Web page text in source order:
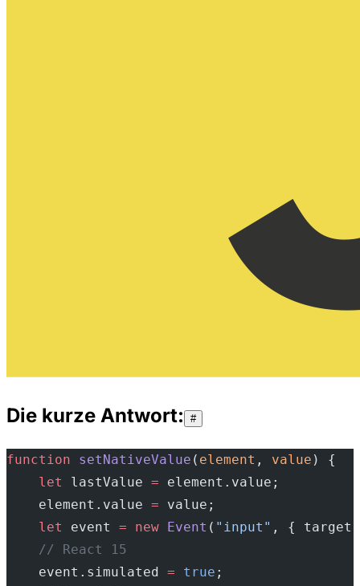
Die kurze Antwort: #
function setNativeValue ( element , value ) {
    let
lastValue = element.value;
    element.value
= value;
    let
event = new Event ( "input" , { target:
    // React 15
    event.simulated
= true ;